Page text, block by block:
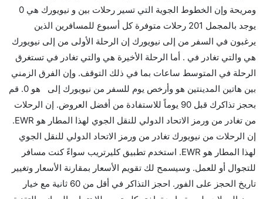
ومريحة وإن الخطوط الجوية التي تسير رحلات بين و نيويورك هي 0
يوجد بالمجمل 201 رحلات متوفرة كل أسبوع للمسافرين الذين
يرغبون في السفر من إلى نيويورك إن الرحلة الأولى من إلى نيويورك
هي والتي تغادر في . أما الرحلة الأخيرة هي والتي تغادر في تستغرق
الرحلة في المتوسط ساعات بما في ذلك التوقف. وإن الفرق الزمني
بين هاتين المدينتين هو وأرخص يوم للسفر من نيويورك إلى هو 0. قم
بحجز تذاكرك قبل 90 يوماً للاستفادة من أفضل العروض. إن الرحلات
من تغادر من ورمز الاتحاد الدولي للنقل الجوي لهذا المطار هو EWR.
إن الرحلات من نيويورك تغادر من ورمز الاتحاد الدولي للنقل الجوي
لهذا المطار هو EWR. استخدم تطبيق كليرتريب سواءً كنت مسافر
للتجوال أو للعمل. وسيسمح لك تقويم الأسعار بمقارنة الأسعار وتغيير
تاريخ الحجز على الفور. احجز التذاكر في أقل من 60 ثانية مع خيار